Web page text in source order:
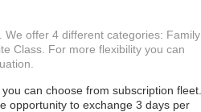
offer 4 different categories: Family
Class. For more flexibility you can
can choose from subscription fleet.
opportunity to exchange 3 days per